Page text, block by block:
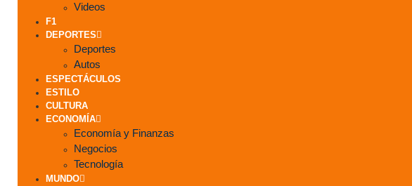
Videos
F1
DEPORTES
Deportes
Autos
ESPECTÁCULOS
ESTILO
CULTURA
ECONOMÍA
Economía y Finanzas
Negocios
Tecnología
MUNDO